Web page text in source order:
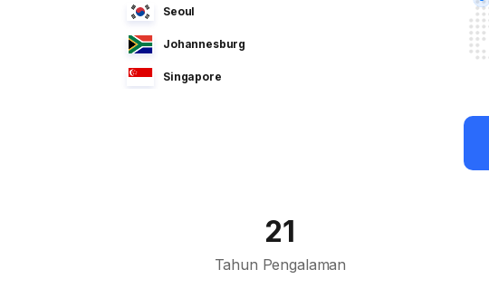
Seoul
Johannesburg
Singapore
21
Tahun Pengalaman